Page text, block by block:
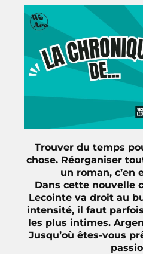
Trouver du temps
chose. Réorganiser
un roman, c’en
Dans cette nouvelle
Lecointe va droit au
intensité, il faut
les plus intimes.
Jusqu’où êtes-vous